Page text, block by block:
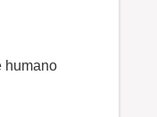
humano